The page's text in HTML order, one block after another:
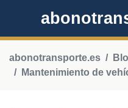
abonotransporte.es
Mantenimiento de